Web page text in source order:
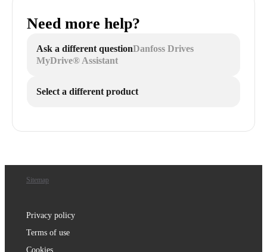
Need more help?
Ask a different questionDanfoss Drives
MyDrive® Assistant
Select a different product
Sitemap
Privacy policy
Terms of use
Cookies